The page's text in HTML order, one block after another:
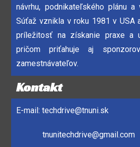
návrhu, podnikateľského plánu a
Súťaž vznikla v roku 1981 v USA
príležitosť na získanie praxe a
pričom priťahuje aj
zamestnávateľov.
Kontakt
E-mail:techdrive@tnuni.sk
tnunitechdrive@gmail.com